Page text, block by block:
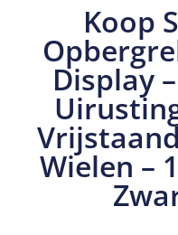
Koop
Display
Wielen –